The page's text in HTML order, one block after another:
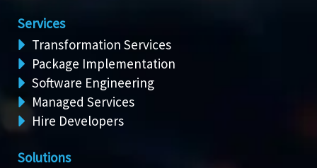
Services
Transformation Services
Package Implementation
Software Engineering
Managed Services
Hire Developers
Solutions